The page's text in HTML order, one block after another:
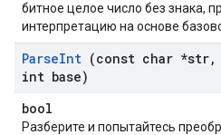
битное целое число без знака,
интерпретацию на основе
ParseInt (const char *str,
int base)
bool
Разберите и попытайтесь